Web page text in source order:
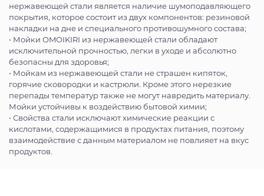
нержавеющей стали является наличие шумоподавляющего
покрытия, которое состоит из двух компонентов: резиновой
накладки на дне и специального противошумного состава;
• Мойки OMOIKIRI из нержавеющей стали обладают
исключительной прочностью, легки в уходе и абсолютно
безопасны для здоровья;
• Мойкам из нержавеющей стали не страшен кипяток,
горячие сковородки и кастрюли. Кроме этого нерезкие
перепады температур также не могут навредить материалу.
Мойки устойчивы к воздействию бытовой химии;
• Свойства стали исключают химические реакции с
кислотами, содержащимися в продуктах питания, поэтому
взаимодействие с данным материалом не повлияет на вкус
продуктов.